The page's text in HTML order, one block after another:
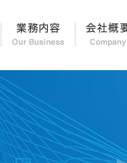
テカナリエについて業務内容